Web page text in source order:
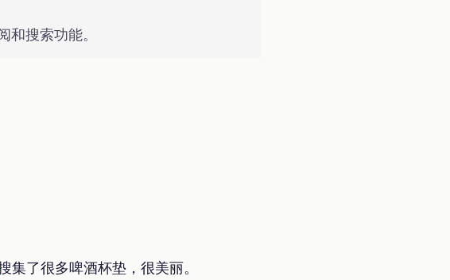
和搜索功能。
集了很多啤酒杯垫，很美丽。